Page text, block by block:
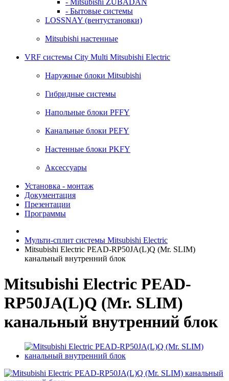
- Mitsubishi ZUBADAN
- Бытовые системы
LOSSNAY (вентустановки)
Mitsubishi настенные
VRF системы City Multi Mitsubishi Electric
Наружные блоки Mitsubishi
Гибридные системы
Напольные блоки PFFY
Канальные блоки PEFY
Настенные блоки PKFY
Аксессуары
Установка - монтаж
Документация
Презентации
Программы
Мульти-сплит системы Mitsubishi Electric
Mitsubishi Electric PEAD-RP50JA(L)Q (Mr. SLIM)
канальный внутренний блок
Mitsubishi Electric PEAD-
RP50JA(L)Q (Mr. SLIM)
канальный внутренний блок